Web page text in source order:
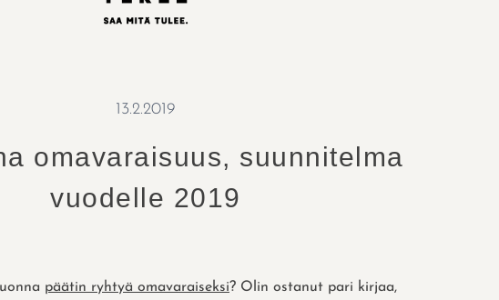
13.2.2019
omavaraisuus, suunnitelma
vuodelle 2019
päätin ryhtyä omavaraiseksi? Olin ostanut pari kirjaa,